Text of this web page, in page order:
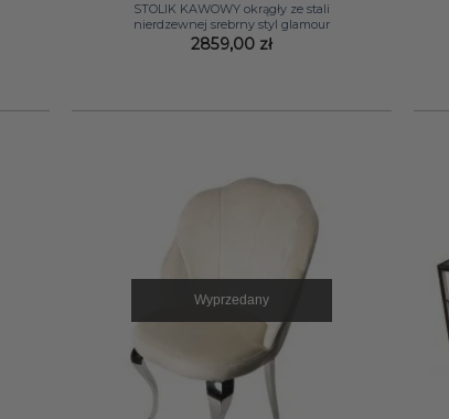
STOLIK KAWOWY okrągły ze stali
nierdzewnej srebrny styl glamour
2859,00 zł
Wyprzedany